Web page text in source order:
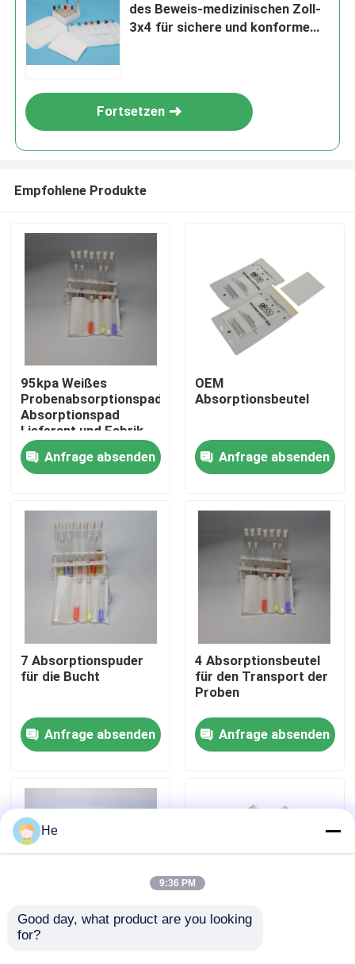
Produkte
Über uns
Qualitätskontrolle
Neuigkeiten
Bitte um ein Angebot
des Beweis-medizinischen Zoll-
3x4 für sichere und konforme
Fortsetzen
Empfohlene Produkte
95kpa Weißes
Probenabsorptionspad
Absorptionspad
Lieferant und Fabrik
Anfrage absenden
OEM
Absorptionsbeutel
Anfrage absenden
7 Absorptionspuder
für die Bucht
Anfrage absenden
4 Absorptionsbeutel
für den Transport der
Proben
Anfrage absenden
Absorbierende Tasche
He
9:36 PM
Good day, what product are you looking
for?